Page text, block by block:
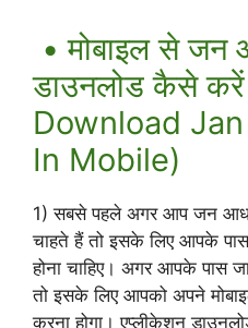
• मोबाइल से जन
डाउनलोड कैसे
Download
In Mobile)
1) सबसे पहले अगर आप जन
चाहते हैं तो इसके लिए आपके
होना चाहिए। अगर आपके पास
तो इसके लिए आपको अपने
करना होगा। एप्लीकेशन